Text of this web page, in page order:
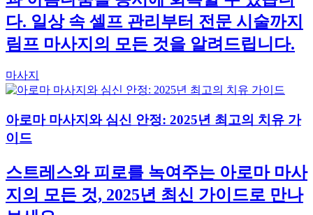
다. 일상 속 셀프 관리부터 전문 시술까지
림프 마사지의 모든 것을 알려드립니다.
마사지
아로마 마사지와 심신 안정: 2025년 최고의 치유 가
이드
스트레스와 피로를 녹여주는 아로마 마사
지의 모든 것, 2025년 최신 가이드로 만나